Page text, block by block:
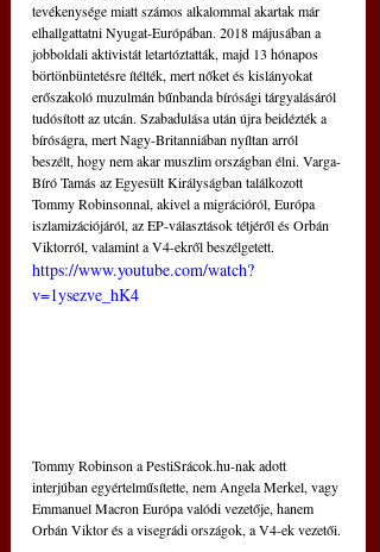
tevékenysége miatt számos alkalommal akartak már
elhallgattatni Nyugat-Európában. 2018 májusában a
jobboldali aktivistát letartóztatták, majd 13 hónapos
börtönbüntetésre ítélték, mert nőket és kislányokat
erőszakoló muzulmán bűnbanda bírósági tárgyalásáról
tudósított az utcán. Szabadulása után újra beidézték a
bíróságra, mert Nagy-Britanniában nyíltan arról
beszélt, hogy nem akar muszlim országban élni. Varga-
Bíró Tamás az Egyesült Királyságban találkozott
Tommy Robinsonnal, akivel a migrációról, Európa
iszlamizációjáról, az EP-választások tétjéről és Orbán
Viktorról, valamint a V4-ekről beszélgetett.
https://www.youtube.com/watch?
v=1ysezve_hK4
Tommy Robinson a PestiSrácok.hu-nak adott
interjúban egyértelműsítette, nem Angela Merkel, vagy
Emmanuel Macron Európa valódi vezetője, hanem
Orbán Viktor és a visegrádi országok, a V4-ek vezetői.